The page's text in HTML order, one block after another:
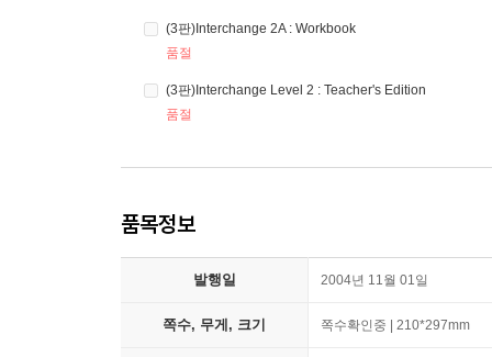
(3판)Interchange 2A : Workbook
품절
(3판)Interchange Level 2 : Teacher's Edition
품절
품목정보
발행일 2004년 11월 01일
쪽수, 무게, 크기 쪽수확인중 | 210*297mm